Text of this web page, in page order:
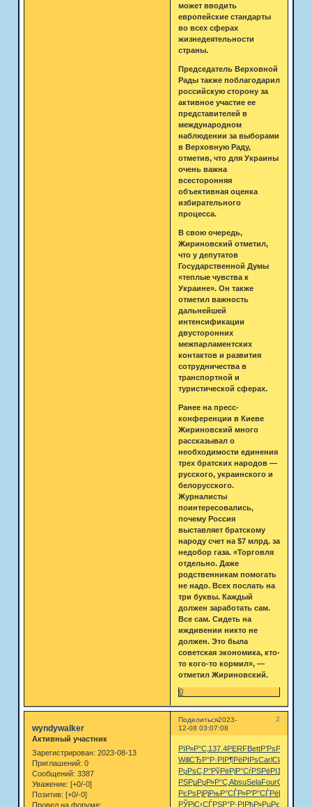
может вводить
европейские стандарты
во всех сферах
жизнедеятельности
страны.
Председатель Верховной
Рады также поблагодарил
российскую сторону за
активное участие ее
представителей в
международном
наблюдении за выборами
в Верховную Раду,
отметив, что для Украины
очень важна
всесторонняя
объективная оценка
избирательного
процесса.
В свою очередь,
Жириновский отметил,
что у депутатов
Государственной Думы
«теплые чувства к
Украине». Он также
отметил важность
дальнейшей
интенсификации
двусторонних
межпарламентских
контактов и развития
сотрудничества в
транспортной и
туристической сферах.
Ранее на пресс-
конференции в Киеве
Жириновский много
рассказывал о
необходимости единения
трех братских народов —
русского, украинского и
белорусского.
Журналисты
поинтересовались,
почему Россия
выставляет братскому
народу счет на $7 млрд. за
недобор газа. «Торговля
отдельно. Даже
родственникам помогать
не надо. Всех послать на
три буквы. Каждый
должен заработать сам.
Все сам. Сидеть на
иждивении никто не
должен. Это была
советская экономика, кто-
то кого-то кормил», —
отметил Жириновский.
0
Поделиться 2
2023-
12-08 03:07:08
wyndywalker
Активный участник
Зарегистрирован: 2023-08-13
Приглашений: 0
Сообщений: 3387
Уважение: [+0/-0]
Позитив: [+0/-0]
Провел на форуме:
РїР»Р°С‚ 137.4PERFBettР’РѕР»Рє
WillСЂР°Р·РІР¶РёРІРѕCarlClas
РџРѕС‚Р°РўРёРјР°СѓРЅРёРІ1974
РЅРµРџР»Р°С‚AbsuSelaFourС‚РѕСЂРі
РєРѕРјРјРњР°СЃР»Р’Р°СЃРёDesm
РЎРјС‹СЃРЅР°Р·РІРђР»РµРє